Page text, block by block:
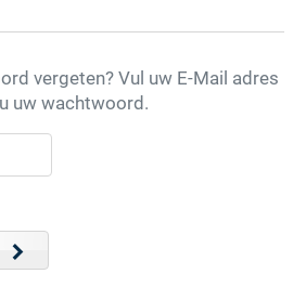
vergeten? Vul uw E-Mail adres
uw wachtwoord.